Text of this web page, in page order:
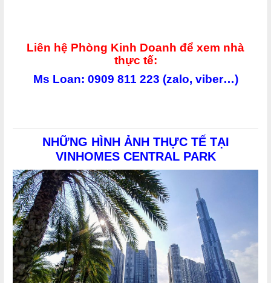
Liên hệ Phòng Kinh Doanh để xem nhà
thực tế:
Ms Loan: 0909 811 223 (zalo, viber…)
NHỮNG HÌNH ẢNH THỰC TẾ TẠI
VINHOMES CENTRAL PARK